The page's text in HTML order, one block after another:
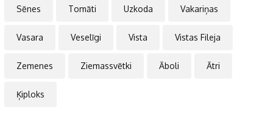
Sēnes Tomāti Uzkoda Vakariņas
Vasara Veselīgi Vista Vistas Fileja
Zemenes Ziemassvētki Āboli Ātri
Ķiploks